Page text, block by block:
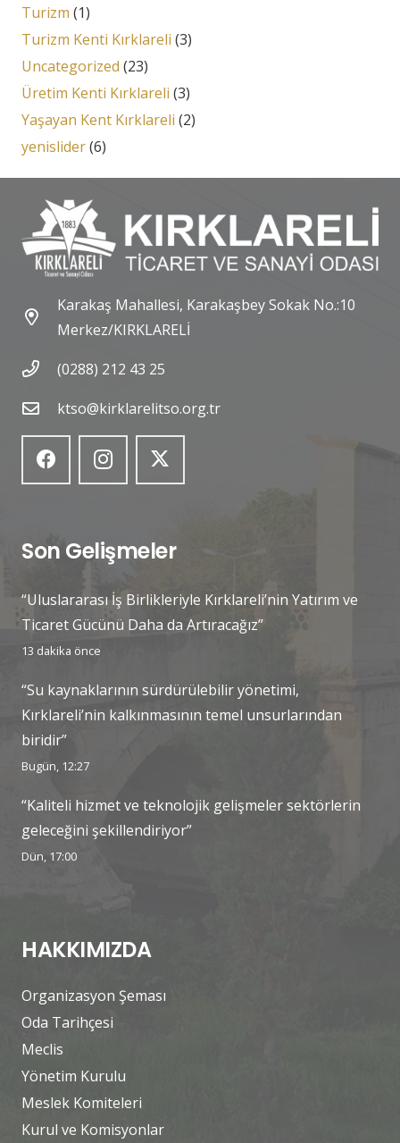
Turizm (1)
Turizm Kenti Kırklareli (3)
Uncategorized (23)
Üretim Kenti Kırklareli (3)
Yaşayan Kent Kırklareli (2)
yenislider(6)
Karakaş Mahallesi, Karakaşbey Sokak No.:10
Merkez/KIRKLARELİ
(0288) 212 43 25
ktso@kirklarelitso.org.tr
Son Gelişmeler
“Uluslararası İş Birlikleriyle Kırklareli’nin Yatırım ve
Ticaret Gücünü Daha da Artıracağız”
13 dakika önce
“Su kaynaklarının sürdürülebilir yönetimi,
Kırklareli’nin kalkınmasının temel unsurlarından
biridir”
Bugün, 12:27
“Kaliteli hizmet ve teknolojik gelişmeler sektörlerin
geleceğini şekillendiriyor”
Dün, 17:00
HAKKIMIZDA
Organizasyon Şeması
Oda Tarihçesi
Meclis
Yönetim Kurulu
Meslek Komiteleri
Kurul ve Komisyonlar